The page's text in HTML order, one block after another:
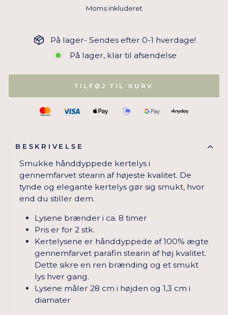
Moms inkluderet
På lager- Sendes efter 0-1 hverdage!
På lager, klar til afsendelse
TILFØJ TIL KURV
BESKRIVELSE
Smukke hånddyppede kertelys i
gennemfarvet stearin af højeste kvalitet. De
tynde og elegante kertelys gør sig smukt, hvor
end du stiller dem.
Lysene brænder i ca. 8 timer
Pris er for 2 stk.
Kertelysene er hånddyppede af 100% ægte
gennemfarvet parafin stearin af høj kvalitet.
Dette sikre en ren brænding og et smukt
lys hver gang.
Lysene måler 28 cm i højden og 1,3 cm i
diamater